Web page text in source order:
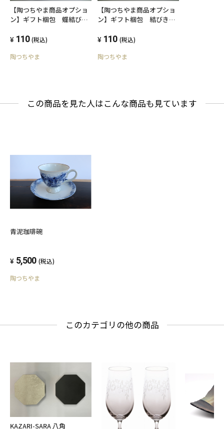
【陶つちやま商品オプショ
ン】ギフト梱包 蝶結び熨
110 (税込)
陶つちやま
【陶つちやま商品オプショ
ン】ギフト梱包 結びきり
110 (税込)
陶つちやま
この商品を見た人はこんな商品も見ています
青泥珈琲碗
5,500 (税込)
陶つちやま
このカテゴリの他の商品
KAZARI-SARA 八角